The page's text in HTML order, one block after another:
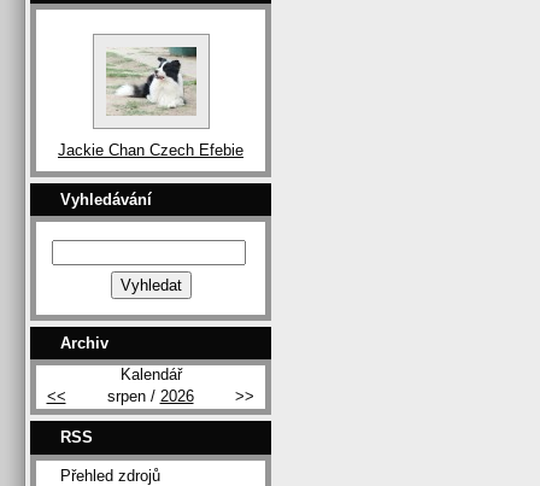
Jackie Chan Czech Efebie
Vyhledávání
Archiv
Kalendář
<<
srpen / 2026 >>
RSS
Přehled zdrojů